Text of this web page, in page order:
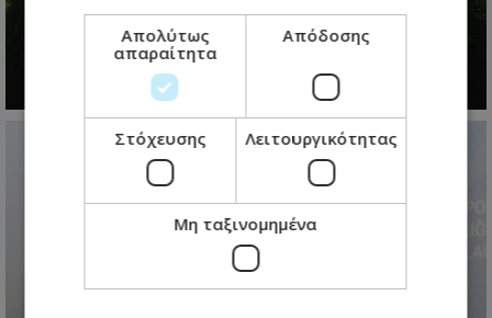
ισορροπιών
09.08.2026 - 07:18
Απολύτως
απαραίτητα
Απόδοσης
Στόχευσης Λειτουργικότητας
Μη ταξινομημένα